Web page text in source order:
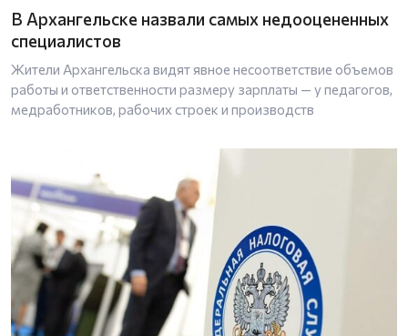
В Архангельске назвали самых недооцененных
специалистов
Жители Архангельска видят явное несоответствие объемов
работы и ответственности размеру зарплаты — у педагогов,
медработников, рабочих строек и производств